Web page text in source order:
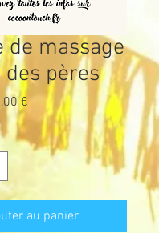
de massage
pères
€ Prix
promotionnel
au panier